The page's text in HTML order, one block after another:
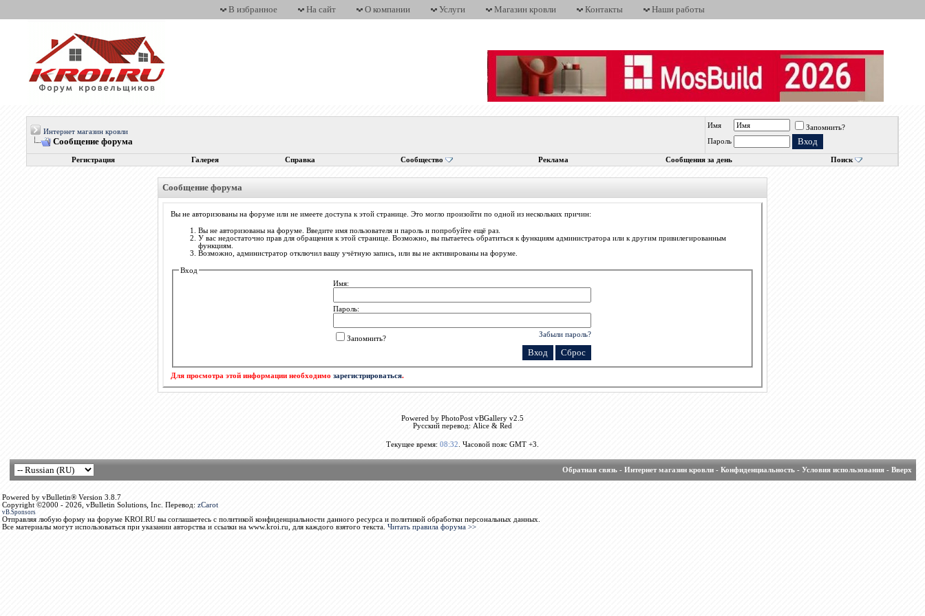
В избранное На сайт О компании Услуги Магазин кровли Контакты Наши работы
Интернет магазин кровли
Сообщение форума
Имя
Запомнить?
Пароль
Регистрация Галерея Справка Сообщество Реклама Сообщения за день Поиск
Сообщение форума
Вы не авторизованы на форуме или не имеете доступа к этой странице. Это могло произойти по одной из нескольких причин:
Вы не авторизованы на форуме. Введите имя пользователя и пароль и попробуйте ещё раз.
У вас недостаточно прав для обращения к этой странице. Возможно, вы пытаетесь обратиться к функциям администратора или к другим привилегированным
функциям.
Возможно, администратор отключил вашу учётную запись, или вы не активированы на форуме.
Вход
Имя:
Пароль:
Забыли пароль?
Запомнить?
Для просмотра этой информации необходимо зарегистрироваться.
Powered by PhotoPost vBGallery v2.5
Русский перевод: Alice & Red
Текущее время: 08:32 . Часовой пояс GMT +3.
Обратная связь- Интернет магазин кровли- Конфиденциальность- Условия использования- Вверх
Powered by vBulletin® Version 3.8.7
Copyright ©2000 - 2026, vBulletin Solutions, Inc. Перевод: zCarot
vB.Sponsors
Отправляя любую форму на форуме KROI.RU вы соглашаетесь с политикой конфиденциальности данного ресурса и политикой обработки персональных данных.
Все материалы могут использоваться при указании авторства и ссылки на www.kroi.ru, для каждого взятого текста. Читать правила форума >>